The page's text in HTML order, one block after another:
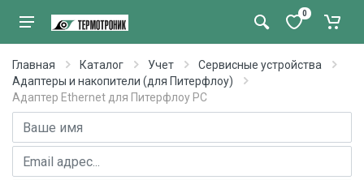
0
Главная Каталог Учет
Сервисные устройства
Адаптеры и накопители (для Питерфлоу)
Адаптер Ethernet для Питерфлоу РС
Имя
E-mail адрес